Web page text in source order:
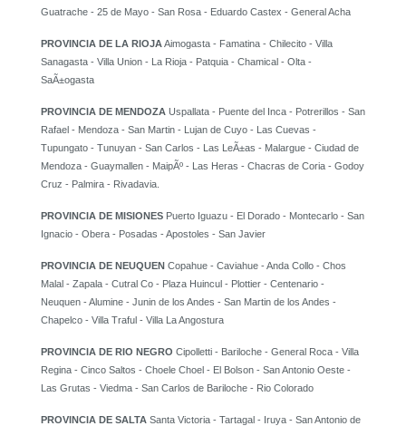
Guatrache - 25 de Mayo - San Rosa - Eduardo Castex - General Acha
PROVINCIA DE LA RIOJAAimogasta - Famatina - Chilecito - Villa
Sanagasta - Villa Union - La Rioja - Patquia - Chamical - Olta -
SaÃ±ogasta
PROVINCIA DE MENDOZA Uspallata - Puente del Inca - Potrerillos - San
Rafael - Mendoza - San Martin - Lujan de Cuyo - Las Cuevas -
Tupungato - Tunuyan - San Carlos - Las LeÃ±as - Malargue - Ciudad de
Mendoza - Guaymallen - MaipÃº - Las Heras - Chacras de Coria - Godoy
Cruz - Palmira - Rivadavia.
PROVINCIA DE MISIONES Puerto Iguazu - El Dorado - Montecarlo - San
Ignacio - Obera - Posadas - Apostoles - San Javier
PROVINCIA DE NEUQUEN Copahue - Caviahue - Anda Collo - Chos
Malal - Zapala - Cutral Co - Plaza Huincul - Plottier - Centenario -
Neuquen - Alumine - Junin de los Andes - San Martin de los Andes -
Chapelco - Villa Traful - Villa La Angostura
PROVINCIA DE RIO NEGRO Cipolletti - Bariloche - General Roca - Villa
Regina - Cinco Saltos - Choele Choel - El Bolson - San Antonio Oeste -
Las Grutas - Viedma - San Carlos de Bariloche - Rio Colorado
PROVINCIA DE SALTA Santa Victoria - Tartagal - Iruya - San Antonio de